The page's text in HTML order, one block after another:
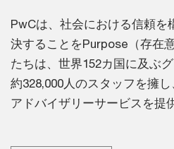
PwCは、社会における信頼を
決することをPurpose（存在
たちは、世界152カ国に及ぶ
約328,000人のスタッフを擁し
アドバイザリーサービスを提